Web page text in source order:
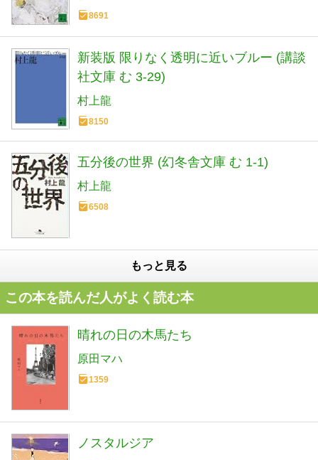
8691
新装版 限りなく透明に近いブルー (講談
社文庫 む 3-29)
村上龍
8150
五分後の世界 (幻冬舎文庫 む 1-1)
村上龍
6508
もっと見る
この本を読んだ人がよく読む本
晴れの日の木馬たち
原田マハ
1359
ノスタルジア